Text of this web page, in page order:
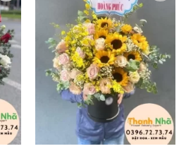
to
wishlist